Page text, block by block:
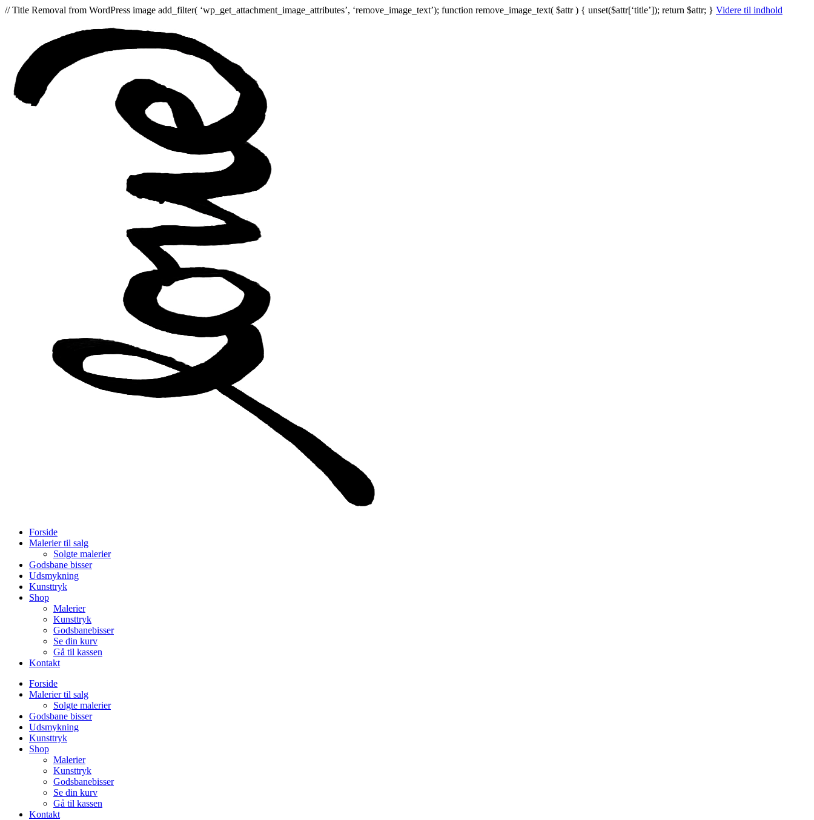
// Title Removal from WordPress image add_filter( ‘wp_get_attachment_image_attributes’, ‘remove_image_text’); function remove_image_text( $attr ) { unset($attr[‘title’]); return $attr; } Videre til indhold
Forside
Malerier til salg
Solgte malerier
Godsbane bisser
Udsmykning
Kunsttryk
Shop
Malerier
Kunsttryk
Godsbanebisser
Se din kurv
Gå til kassen
Kontakt
Forside
Malerier til salg
Solgte malerier
Godsbane bisser
Udsmykning
Kunsttryk
Shop
Malerier
Kunsttryk
Godsbanebisser
Se din kurv
Gå til kassen
Kontakt